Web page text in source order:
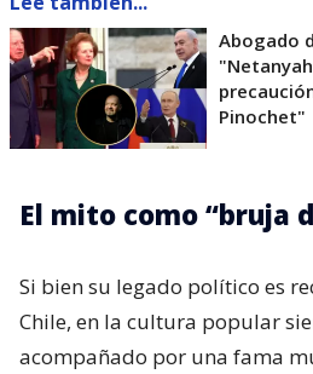
Abogado
Pinochet"
El mito como “bruja
Si bien su legado político es
Chile, en la cultura popular
acompañado por una fama